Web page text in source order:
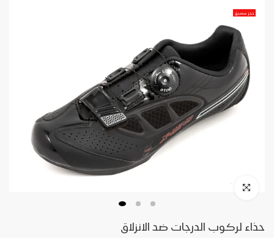
حجز مسبق
حذاء لركوب الدرجات ضد الانزلاق